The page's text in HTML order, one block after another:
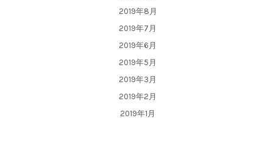
2019年8月
2019年7月
2019年6月
2019年5月
2019年3月
2019年2月
2019年1月